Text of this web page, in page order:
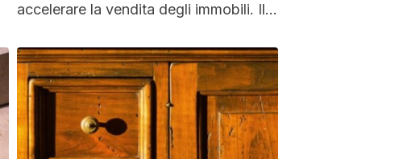
accelerare la vendita degli immobili. Il